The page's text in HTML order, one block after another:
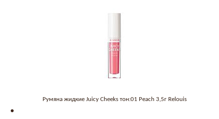
Румяна жидкие Juicy Cheeks тон:01 Peach 3,5г Relouis